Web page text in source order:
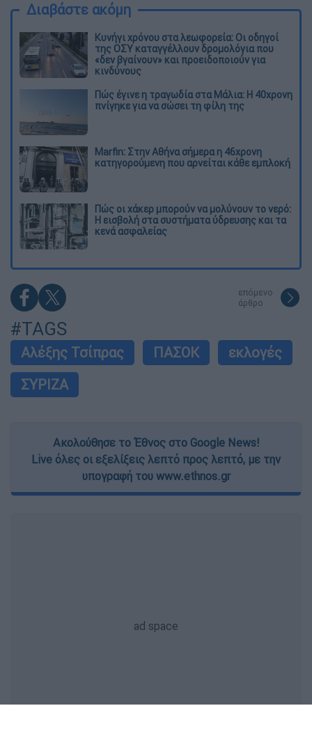
Διαβάστε ακόμη
Κυνήγι χρόνου στα λεωφορεία: Οι οδηγοί
της ΟΣΥ καταγγέλλουν δρομολόγια που
«δεν βγαίνουν» και προειδοποιούν για
κινδύνους
Πώς έγινε η τραγωδία στα Μάλια: Η 40χρονη
πνίγηκε για να σώσει τη φίλη της
Marfin: Στην Αθήνα σήμερα η 46χρονη
κατηγορούμενη που αρνείται κάθε εμπλοκή
Πώς οι χάκερ μπορούν να μολύνουν το νερό:
Η εισβολή στα συστήματα ύδρευσης και τα
κενά ασφαλείας
επόμενο
άρθρο
#TAGS
Αλέξης Τσίπρας ΠΑΣΟΚ
εκλογές
ΣΥΡΙΖΑ
Ακολούθησε το Έθνος στο Google News!
Live όλες οι εξελίξεις λεπτό προς λεπτό, με την
υπογραφή του www.ethnos.gr